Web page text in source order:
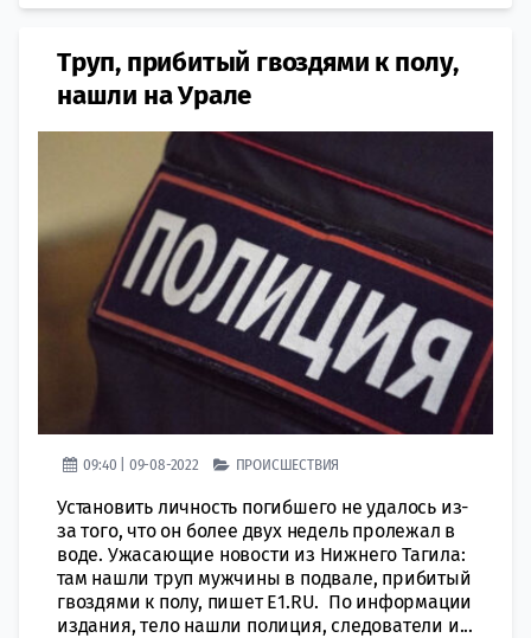
Труп, прибитый гвоздями к полу,
нашли на Урале
09:40 | 09-08-2022 ПРОИСШЕСТВИЯ
Установить личность погибшего не удалось из-
за того, что он более двух недель пролежал в
воде. Ужасающие новости из Нижнего Тагила:
там нашли труп мужчины в подвале, прибитый
гвоздями к полу, пишет E1.RU. По информации
издания, тело нашли полиция, следователи и...